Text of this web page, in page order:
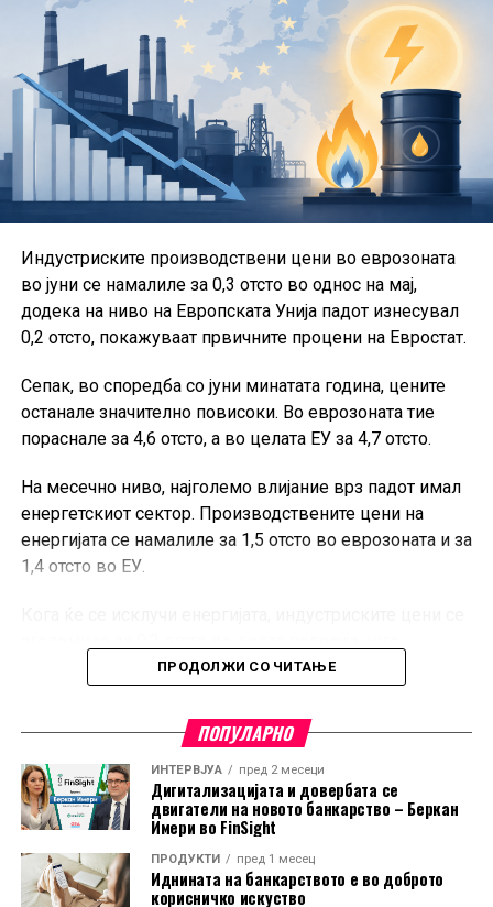
сметководители, финансии и даночни советници,
Туристичко-угостителската комора, Услужната
комора, ЕнергоКом, Комората на интегрирано
приватно здравство, Комората за трговија и
дистрибуција, Комората за индустрија и развој и
Комората за превенција, заштита од пожари и кризен
менаџмент.
проекти, за игри на среќа и за стартапи.
Од ССКМ посочуваат дека остануваат посветени на
создавање современ и обединет коморски систем,
клима, развој на претприемништвото и поголема
конкурентност на македонските компании.
Индустриските производствени цени во еврозоната
во јуни се намалиле за 0,3 отсто во однос на мај,
додека на ниво на Европската Унија падот изнесувал
0,2 отсто, покажуваат првичните процени на Евростат.
Сепак, во споредба со јуни минатата година, цените
останале значително повисоки. Во еврозоната тие
пораснале за 4,6 отсто, а во целата ЕУ за 4,7 отсто.
На месечно ниво, најголемо влијание врз падот имал
енергетскиот сектор. Производствените цени на
енергијата се намалиле за 1,5 отсто во еврозоната и за
1,4 отсто во ЕУ.
покажува дека поевтинувањето не било присутно во
Во еврозоната, цените на суровините, материјалите и
полупроизводите пораснале за 0,3 отсто, додека
капиталните и трајните потрошувачки добра
поскапеле за по 0,2 отсто. Цените на нетрајните
потрошувачки добра останале непроменети.
И покрај месечниот пад, цените на енергијата во ЕУ во
ПРОДОЛЖИ СО ЧИТАЊЕ
ПОПУЛАРНО
ИНТЕРВЈУА пред 2 месеци
Дигитализацијата и довербата се
двигатели на новото банкарство – Беркан
Имери во FinSight
ПРОДУКТИ пред 1 месец
Иднината на банкарството е во доброто
корисничко искуство